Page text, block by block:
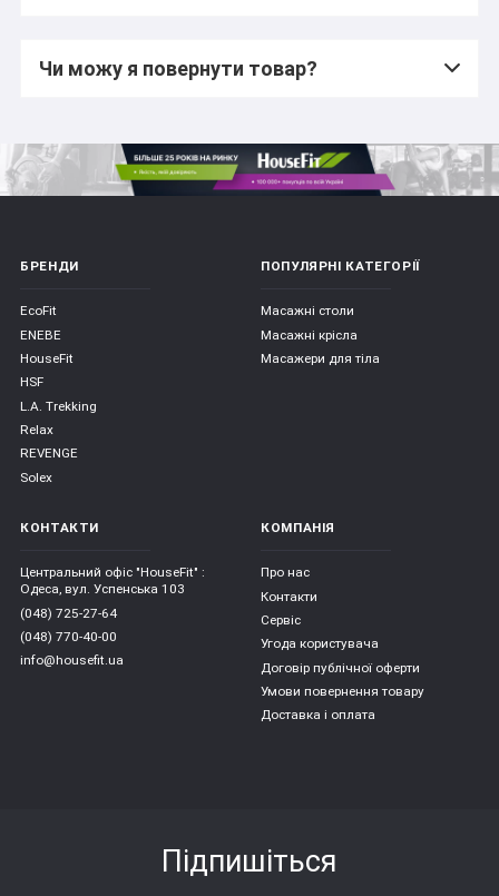
Чи можу я повернути товар?
БРЕНДИ
EcoFit
ENEBE
HouseFit
HSF
L.A. Trekking
Relax
REVENGE
Solex
ПОПУЛЯРНІ КАТЕГОРІЇ
Масажні столи
Масажні крісла
Масажери для тіла
КОНТАКТИ
Центральний офіс "HouseFit" :
Одеса, вул. Успенська 103
(048) 725-27-64
(048) 770-40-00
info@housefit.ua
КОМПАНІЯ
Про нас
Контакти
Сервіс
Угода користувача
Договір публічної оферти
Умови повернення товару
Доставка і оплата
Підпишіться